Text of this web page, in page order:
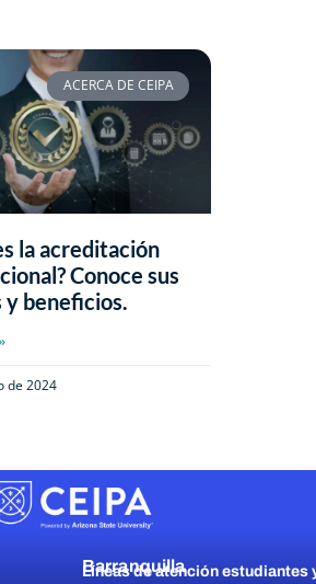
ACERCA DE CEIPA
la acreditación
Conoce sus
y beneficios.
de 2024
Barranquilla
Líneas de atención estudiantes